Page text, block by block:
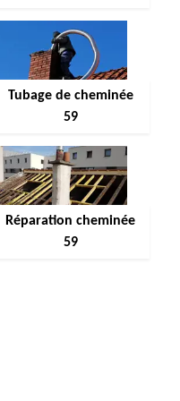
Tubage de cheminée
59
Réparation cheminée
59